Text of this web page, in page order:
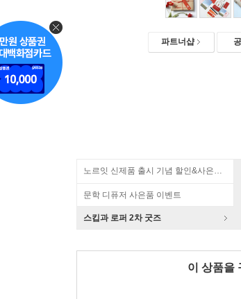
파트너샵
노르잇 신제품 출시 기념 할인&사은품 증정!
문학 디퓨저 사은품 이벤트
스킵과 로퍼 2차 굿즈
이 상품을